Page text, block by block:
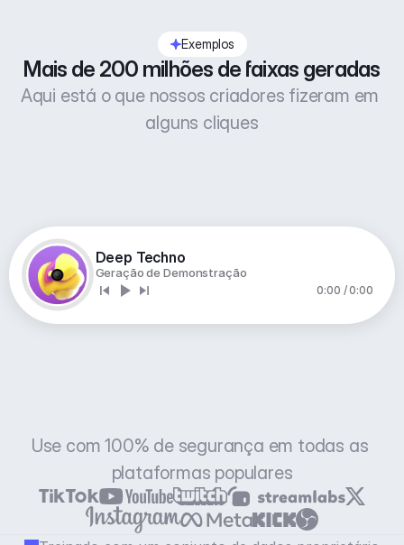
Exemplos
Mais de 200 milhões de faixas geradas
Aqui está o que nossos criadores fizeram em
alguns cliques
Deep Techno
Geração de Demonstração
0:00 / 0:00
Use com 100% de segurança em todas as
plataformas populares